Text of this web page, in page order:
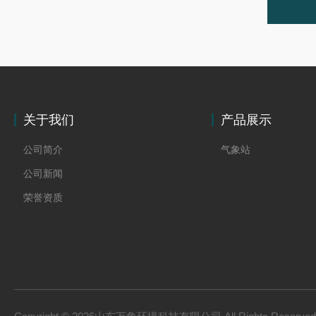
关于我们
公司简介
公司新闻
荣誉资质
产品展示
气象站